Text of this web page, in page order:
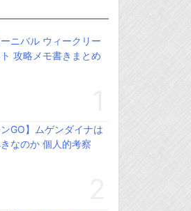
ニバル ウィークリー
攻略メモ書きまとめ
ンGO】ムゲンダイナは
なのか 個人的考察